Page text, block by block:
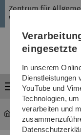
Zentrum für
Weiterbildung
Menü
In unserem
Dienstleistungen
YouTube und
Technologien,
verarbeiten und